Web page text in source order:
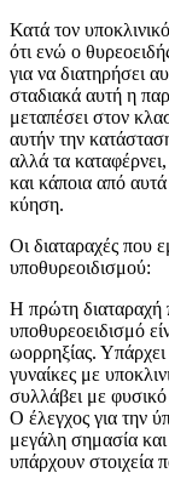
Κατά τον
ότι ενώ ο
για να διατηρήσει
σταδιακά αυτή η
μεταπέσει στον
αυτήν την
αλλά τα
και κάποια από
κύηση.
Οι διαταραχές που
υποθυρεοιδισμού:
Η πρώτη διαταραχή
υποθυρεοειδισμό
ωορρηξίας. Υπάρχει
γυναίκες με
συλλάβει με
Ο έλεγχος για την
μεγάλη σημασία και
υπάρχουν στοιχεία